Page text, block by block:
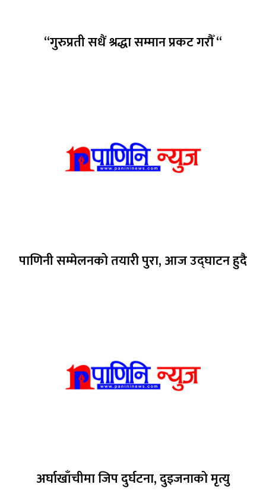
“गुरुप्रती सधैं श्रद्धा सम्मान प्रकट गरौँ “
पाणिनी सम्मेलनको तयारी पुरा, आज उद्घाटन हुदै
अर्घाखाँचीमा जिप दुर्घटना, दुइजनाको मृत्यु